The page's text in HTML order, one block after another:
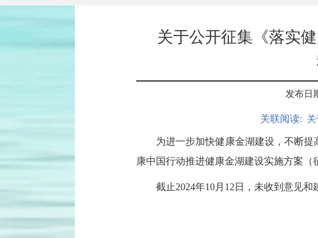
关于公开征集《落实
发布日
关联阅读:
为进一步加快健康金湖建设，不断
康中国行动推进健康金湖建设实施方案（
截止2024年10月12日，未收到意见和